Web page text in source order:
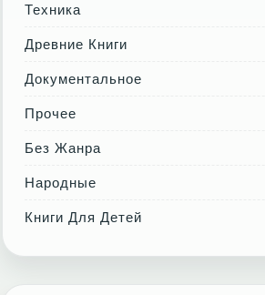
Техника
Древние Книги
Документальное
Прочее
Без Жанра
Народные
Книги Для Детей